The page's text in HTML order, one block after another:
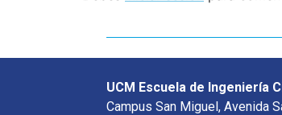
UCM Escuela de Ingeniería
Campus San Miguel, Avenida